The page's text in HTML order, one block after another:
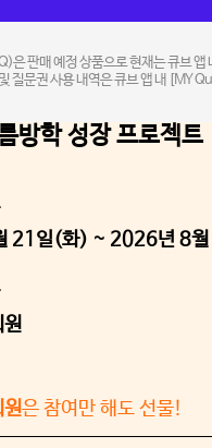
은 판매 예정 상품으로 현재는 큐브 앱
질문권 사용 내역은 큐브 앱 내 [MY
21일(화) ~ 2026년 8
원
원은 참여만 해도 선물!